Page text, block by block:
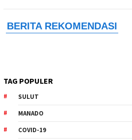
TAG POPULER
SULUT
MANADO
COVID-19